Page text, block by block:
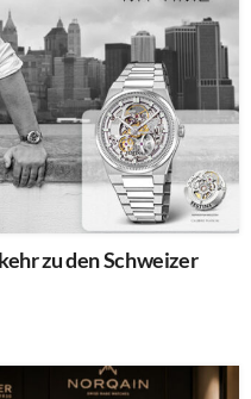
zu den Schweizer